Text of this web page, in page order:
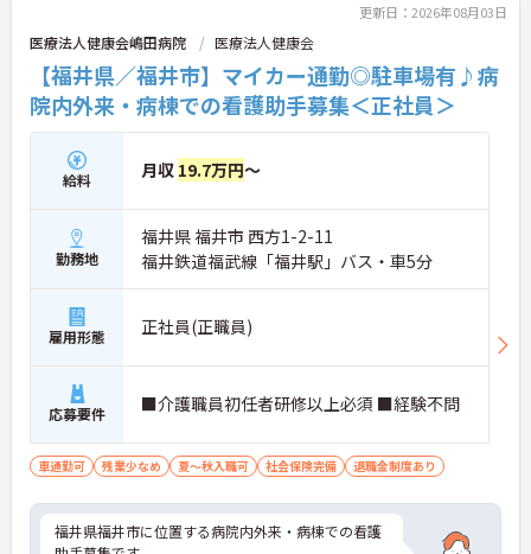
更新日：2026年08月03日
医療法人健康会嶋田病院 医療法人健康会
【福井県／福井市】マイカー通勤◎駐車場有♪病
院内外来・病棟での看護助手募集＜正社員＞
給料 月収 19.7万円～
勤務地
福井県 福井市 西方1-2-11
福井鉄道福武線「福井駅」バス・車5分
雇用形態 正社員(正職員)
応募要件 ■介護職員初任者研修以上必須 ■経験不問
車通勤可 残業少なめ 夏～秋入職可 社会保険完備 退職金制度あり
福井県福井市に位置する病院内外来・病棟での看護